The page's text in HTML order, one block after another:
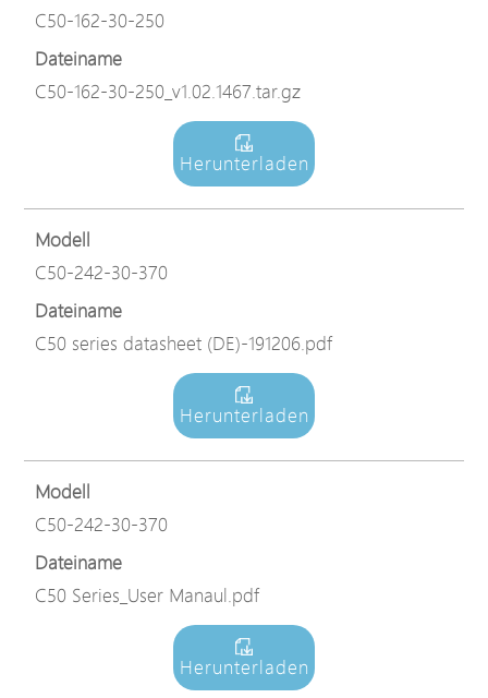
C50-162-30-250
Dateiname
C50-162-30-250_v1.02.1467.tar.gz
Herunterladen
Modell
C50-242-30-370
Dateiname
C50 series datasheet (DE)-191206.pdf
Herunterladen
Modell
C50-242-30-370
Dateiname
C50 Series_User Manaul.pdf
Herunterladen